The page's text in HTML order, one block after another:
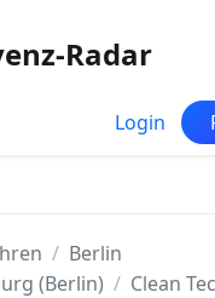
Radar
Login
Berlin
(Berlin)
Clean